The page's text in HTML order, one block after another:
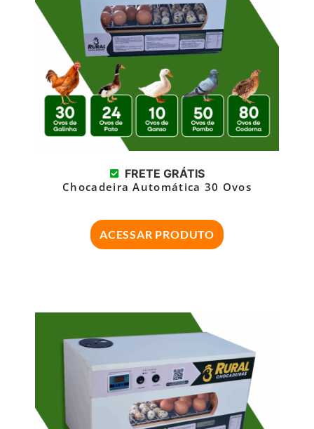
FRETE GRÁTIS
Chocadeira Automática 30 Ovos
ACESSAR PRODUTO